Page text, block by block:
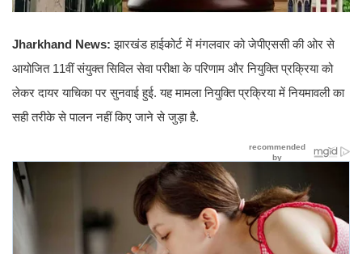
Jharkhand News: झारखंड हाईकोर्ट में मंगलवार को जेपीएससी की ओर से
आयोजित 11वीं संयुक्त सिविल सेवा परीक्षा के परिणाम और नियुक्ति प्रक्रिया को
लेकर दायर याचिका पर सुनवाई हुई. यह मामला नियुक्ति प्रक्रिया में नियमावली का
सही तरीके से पालन नहीं किए जाने से जुड़ा है.